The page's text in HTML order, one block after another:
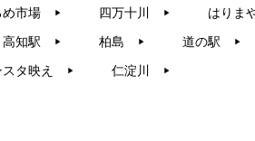
め市場 ▶︎ 四万十川 ▶︎ はりま
高知駅 ▶︎ 柏島 ▶︎ 道の駅 ▶︎
タ映え ▶︎ 仁淀川 ▶︎